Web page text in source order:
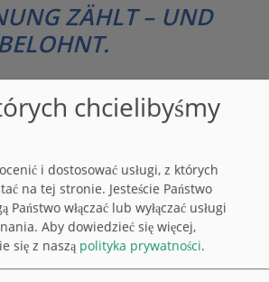
ZÄHLT – UND
ankietach online i
produkty przyszłości. Za
punkty, które możesz
na vouchery lub przekazać na
danych ● proste ●
● z dowolnego miejsca
chcielibyśmy
i dostosować usługi, z których
na tej stronie. Jesteście Państwo
włączać lub wyłączać usługi
Aby dowiedzieć się więcej,
się z naszą polityka prywatności.